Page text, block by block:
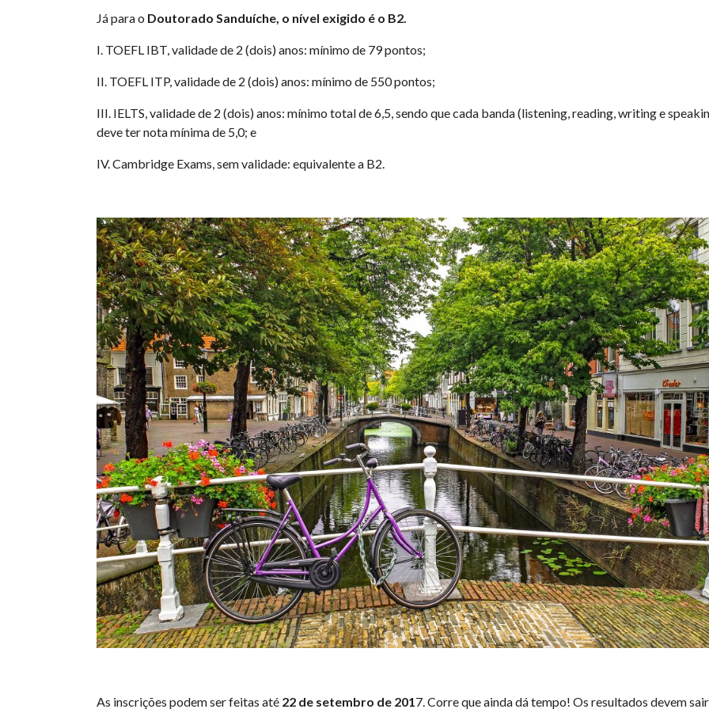
Já para o Doutorado Sanduíche, o nível exigido é o B2.
I. TOEFL IBT, validade de 2 (dois) anos: mínimo de 79 pontos;
II. TOEFL ITP, validade de 2 (dois) anos: mínimo de 550 pontos;
III. IELTS, validade de 2 (dois) anos: mínimo total de 6,5, sendo que cada banda (listening, reading, writing e
deve ter nota mínima de 5,0; e
IV. Cambridge Exams, sem validade: equivalente a B2.
As inscrições podem ser feitas até 22 de setembro de 2017. Corre que ainda dá tempo! Os resultados devem